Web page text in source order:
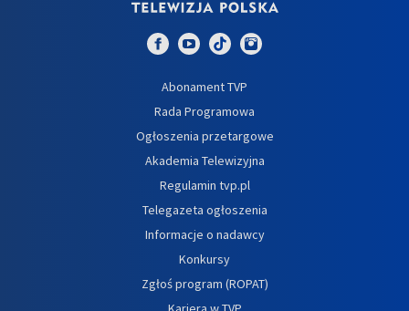
Abonament TVP
Rada Programowa
Ogłoszenia przetargowe
Akademia Telewizyjna
Regulamin tvp.pl
Telegazeta ogłoszenia
Informacje o nadawcy
Konkursy
Zgłoś program (ROPAT)